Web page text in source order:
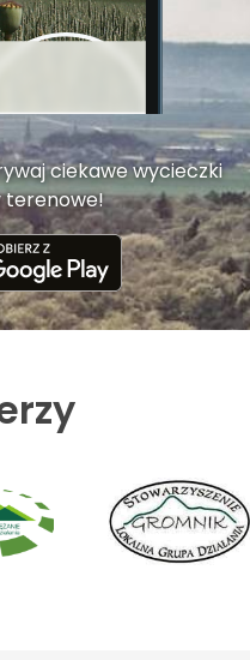
ciekawe wycieczki
terenowe!